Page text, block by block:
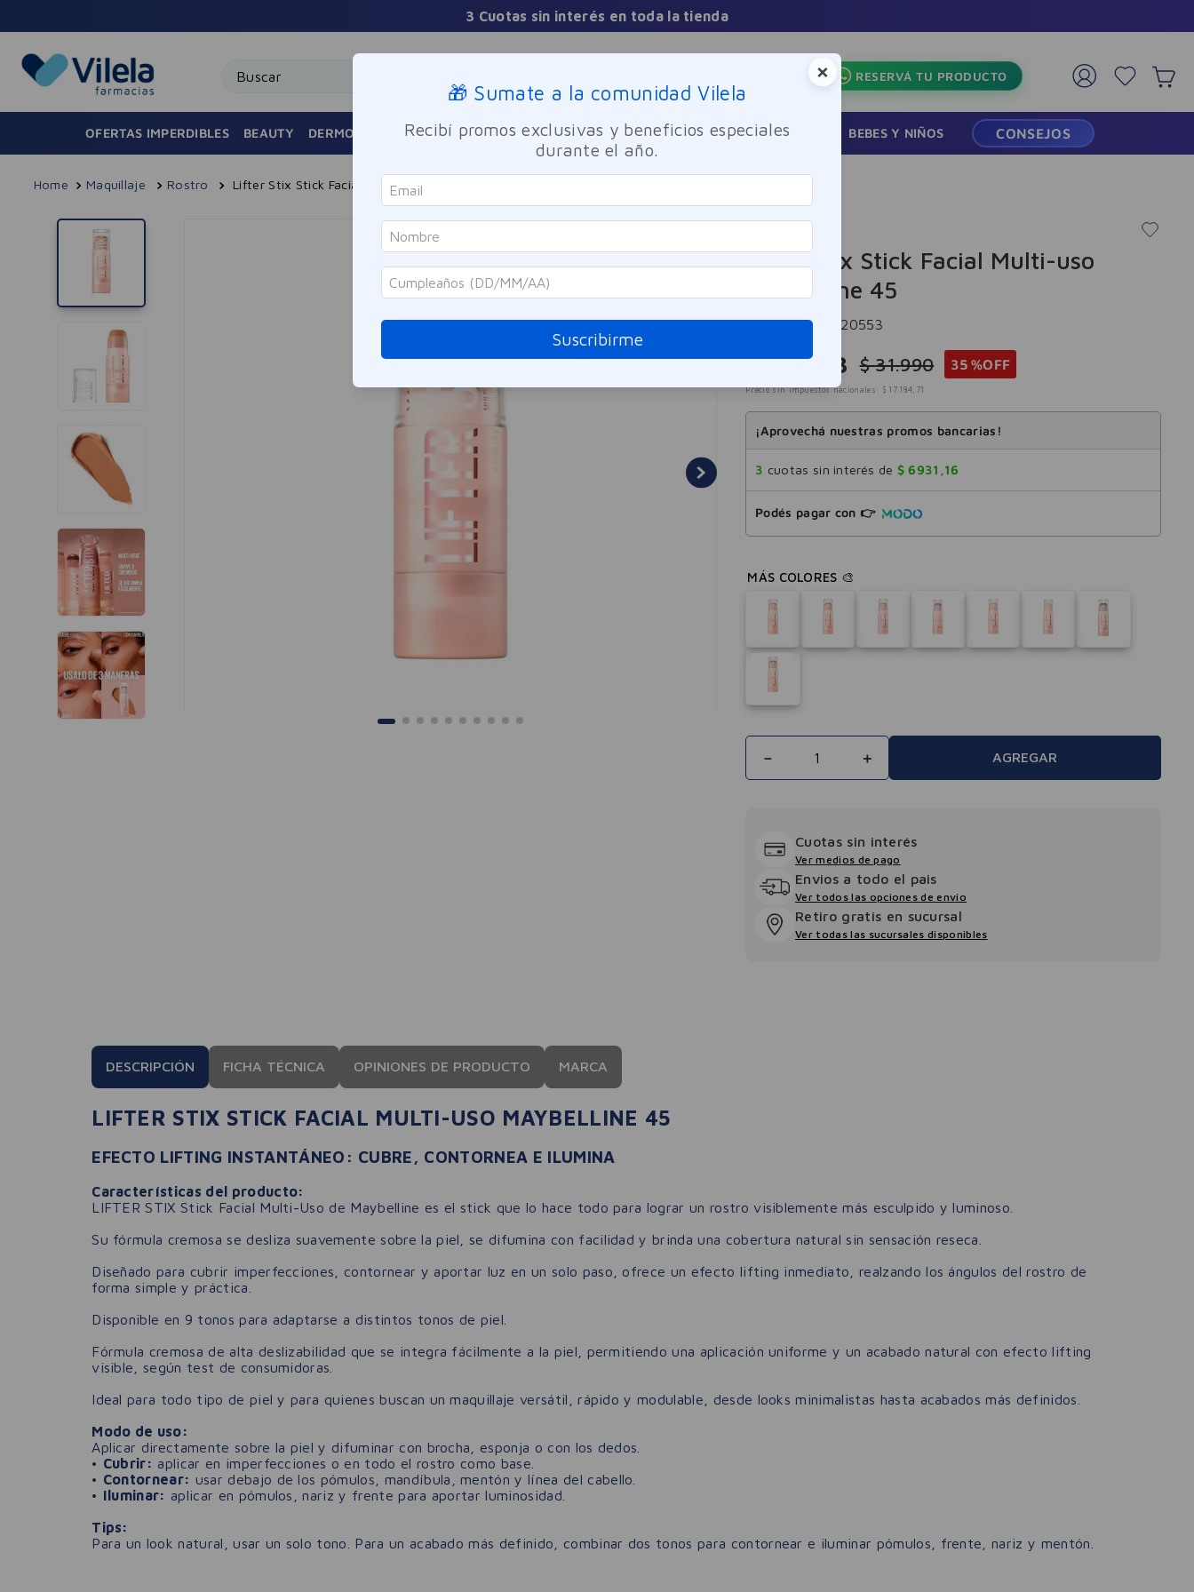
3 Cuotas sin interés en toda la tienda
RESERVÁ TU PRODUCTO
OFERTAS IMPERDIBLES BEAUTY DERMOCOSMÉTICA FRAGANCIAS CUIDADO PERSONAL BIENESTAR Y FARMACIA BEBES Y NIÑOS CONSEJOS
Maquillaje Rostro Lifter Stix Stick Facial Multi-uso Maybelline 45
Maybelline
Lifter Stix Stick Facial Multi-uso
Maybelline 45
Referencia -320553
$ 20.793 $ 31.990 35 %OFF
Precio sin impuestos nacionales: $ 17.184, 71
¡Aprovechá nuestras promos bancarias!
3 cuotas sin interés de $ 6931 ,16
Podés pagar con 👉
＋
－ AGREGAR
Cuotas sin interés
Ver medios de pago
Envios a todo el pais
Ver todos las opciones de envio
Retiro gratis en sucursal
Ver todas las sucursales disponibles
DESCRIPCIÓN FICHA TÉCNICA OPINIONES DE PRODUCTO MARCA
LIFTER STIX STICK FACIAL MULTI-USO MAYBELLINE 45
EFECTO LIFTING INSTANTÁNEO: CUBRE, CONTORNEA E ILUMINA
Características del producto:
LIFTER STIX Stick Facial Multi-Uso de Maybelline es el stick que lo hace todo para lograr un rostro visiblemente más esculpido y luminoso.
Su fórmula cremosa se desliza suavemente sobre la piel, se difumina con facilidad y brinda una cobertura natural sin sensación reseca.
Diseñado para cubrir imperfecciones, contornear y aportar luz en un solo paso, ofrece un efecto lifting inmediato, realzando los ángulos del rostro de
forma simple y práctica.
Disponible en 9 tonos para adaptarse a distintos tonos de piel.
Fórmula cremosa de alta deslizabilidad que se integra fácilmente a la piel, permitiendo una aplicación uniforme y un acabado natural con efecto lifting
visible, según test de consumidoras.
Ideal para todo tipo de piel y para quienes buscan un maquillaje versátil, rápido y modulable, desde looks minimalistas hasta acabados más definidos.
Modo de uso:
Aplicar directamente sobre la piel y difuminar con brocha, esponja o con los dedos.
• Cubrir: aplicar en imperfecciones o en todo el rostro como base.
• Contornear: usar debajo de los pómulos, mandíbula, mentón y línea del cabello.
• Iluminar: aplicar en pómulos, nariz y frente para aportar luminosidad.
Tips:
Para un look natural, usar un solo tono. Para un acabado más definido, combinar dos tonos para contornear e iluminar pómulos, frente, nariz y mentón.
×
🎁 Sumate a la comunidad Vilela
Recibí promos exclusivas y beneficios especiales
durante el año.
Suscribirme